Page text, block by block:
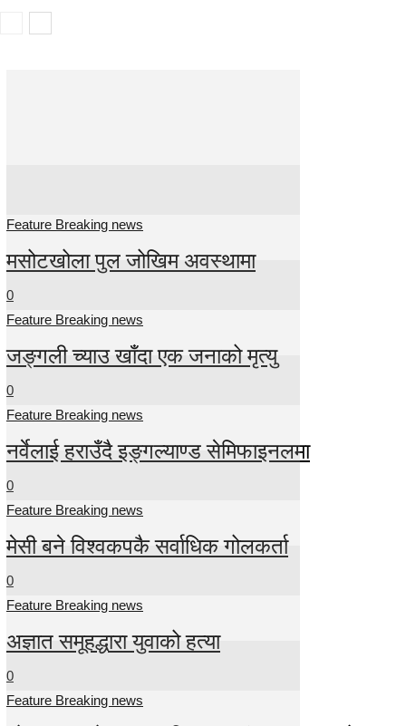
Feature Breaking news
मसोटखोला पुल जोखिम अवस्थामा
0
Feature Breaking news
जङ्गली च्याउ खाँदा एक जनाको मृत्यु
0
Feature Breaking news
नर्वेलाई हराउँदै इङ्गल्याण्ड सेमिफाइनलमा
0
Feature Breaking news
मेसी बने विश्वकपकै सर्वाधिक गोलकर्ता
0
Feature Breaking news
अज्ञात समूहद्धारा युवाको हत्या
0
Feature Breaking news